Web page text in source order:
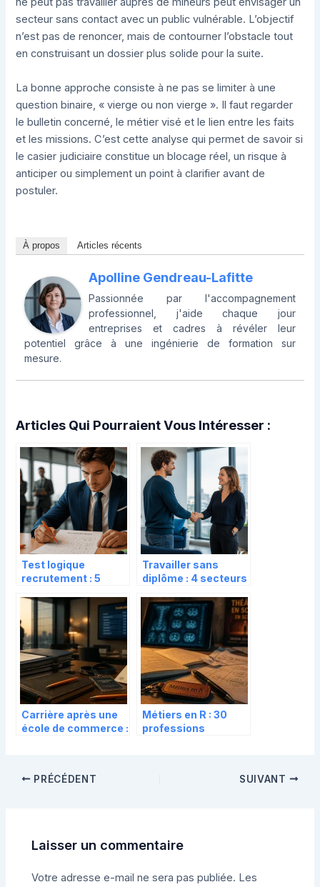
secteur sans contact avec un public vulnérable. L’objectif
n’est pas de renoncer, mais de contourner l’obstacle tout
en construisant un dossier plus solide pour la suite.
La bonne approche consiste à ne pas se limiter à une
question binaire, « vierge ou non vierge ». Il faut regarder
le bulletin concerné, le métier visé et le lien entre les faits
et les missions. C’est cette analyse qui permet de savoir si
le casier judiciaire constitue un blocage réel, un risque à
anticiper ou simplement un point à clarifier avant de
postuler.
À propos Articles récents
Apolline Gendreau-Lafitte
Passionnée par l'accompagnement
professionnel, j'aide chaque jour
entreprises et cadres à révéler leur
potentiel grâce à une ingénierie de formation sur
mesure.
Articles Qui Pourraient Vous Intéresser :
Test logique
recrutement : 5
maîtriser les
matrices et suites
numériques
Travailler sans
diplôme : 4 secteurs
dispositifs pour
réussir
Carrière après une
école de commerce :
Métiers en R : 30
professions
PRÉCÉDENT SUIVANT
Laisser un commentaire
Votre adresse e-mail ne sera pas publiée. Les